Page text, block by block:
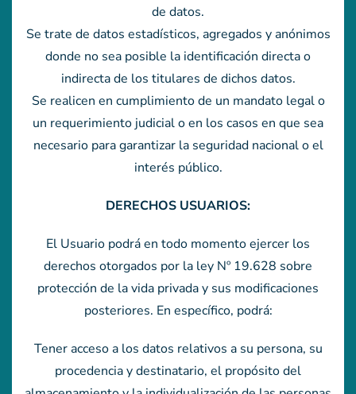
de datos.
Se trate de datos estadísticos, agregados y anónimos
donde no sea posible la identificación directa o
indirecta de los titulares de dichos datos.
Se realicen en cumplimiento de un mandato legal o
un requerimiento judicial o en los casos en que sea
necesario para garantizar la seguridad nacional o el
interés público.
DERECHOS USUARIOS:
El Usuario podrá en todo momento ejercer los
derechos otorgados por la ley Nº 19.628 sobre
protección de la vida privada y sus modificaciones
posteriores. En específico, podrá:
Tener acceso a los datos relativos a su persona, su
procedencia y destinatario, el propósito del